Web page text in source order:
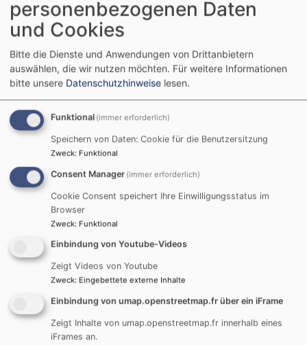
Damit wir dazu in der Lage sind, hat Gott uns Talente
gegeben: den Verstand, Verantwortungsbewusstsein,
Nächstenliebe, Erfindergeist und vieles mehr. Jeder
besitzt andere Fähigkeiten; im Zusammenwirken kann
nicht vergessen, dass es Gottes Erde ist, auf der jeder
von uns für eine gewisse Zeit zu Gast ist. Als Gäste
wollen wir versuchen, Gottes Eigentum nachhaltig zu
bewahren – zum Nutzen der Menschheit.
Deswegen wollen wir nach
folgenden 10 Grundsätzen handeln:
Wir leben mit der Natur und nutzen ihr Angebot
bewusst und in Maßen.
Wir wollen Verschwendung und übermäßigen
Genuss vermeiden nach dem Grundgedanken:
Genug ist Genug.
personenbezogenen Daten
und Cookies
Bitte die Dienste und Anwendungen von Drittanbietern
auswählen, die wir nutzen möchten. Für weitere Informationen
bitte unsere Datenschutzhinweise lesen.
Funktional (immer erforderlich)
Speichern von Daten: Cookie für die Benutzersitzung
Zweck: Funktional
Consent Manager (immer erforderlich)
Cookie Consent speichert Ihre Einwilligungsstatus im
Browser
Zweck: Funktional
Einbindung von Youtube-Videos
Zeigt Videos von Youtube
Zweck: Eingebettete externe Inhalte
Einbindung von umap.openstreetmap.fr über ein iFrame
Zeigt Inhalte von umap.openstreetmap.fr innerhalb eines
iFrames an.